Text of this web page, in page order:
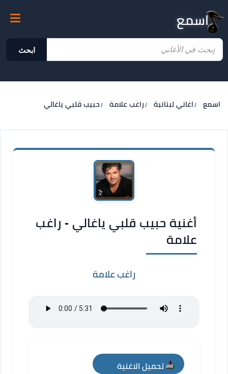
اسمع
ابحث
اسمع اغاني لبنانية راغب علامة حبيب قلبي ياغالي
أغنية حبيب قلبي ياغالي - راغب
علامة
راغب علامة
تحميل الاغنية